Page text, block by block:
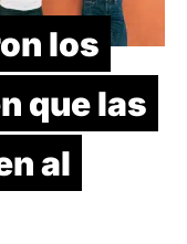
los
que las
al